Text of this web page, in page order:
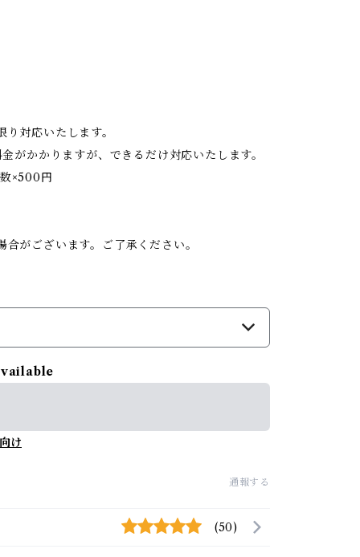
対応いたします。
がかかりますが、できるだけ対応いたします。
×500円
がございます。ご了承ください。
け
通報する
(50)